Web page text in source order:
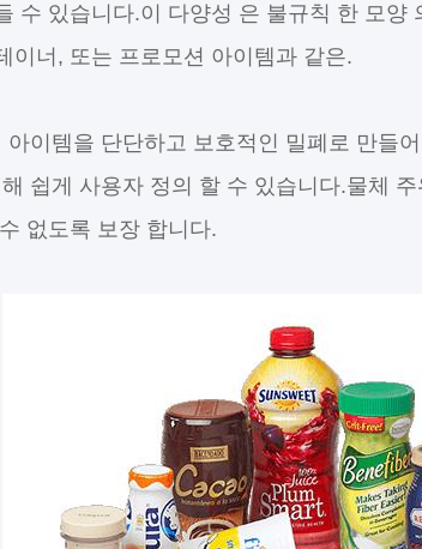
수 있습니다.이 다양성 은 불규칙 한 모양
이너, 또는 프로모션 아이템과 같은.
이템을 단단하고 보호적인 밀폐로 만들
쉽게 사용자 정의 할 수 있습니다.물체
없도록 보장 합니다.